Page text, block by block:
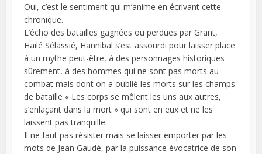
Oui, c’est le sentiment qui m’anime en écrivant cette
chronique.
L’écho des batailles gagnées ou perdues par Grant,
Hailé Sélassié, Hannibal s’est assourdi pour laisser place
à un mythe peut-être, à des personnages historiques
sûrement, à des hommes qui ne sont pas morts au
combat mais dont on a oublié les morts sur les champs
de bataille « Les corps se mêlent les uns aux autres,
s’enlaçant dans la mort » qui sont en eux et ne les
laissent pas tranquille.
Il ne faut pas résister mais se laisser emporter par les
mots de Jean Gaudé, par la puissance évocatrice de son